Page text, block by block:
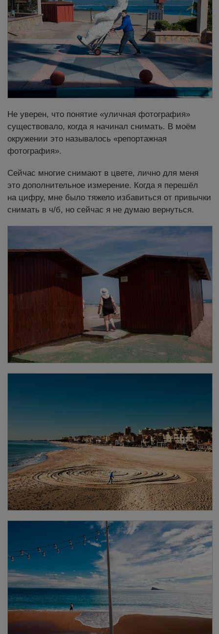
Не уверен, что понятие «уличная фотография»
существовало, когда я начинал снимать. В моём
окружении это называлось «репортажная
фотография».
Сейчас многие снимают в цвете, лично для меня
это дополнительное измерение. Когда я перешёл
на цифру, мне было тяжело избавиться от привычки
снимать в ч/б, но сейчас я не думаю вернуться.